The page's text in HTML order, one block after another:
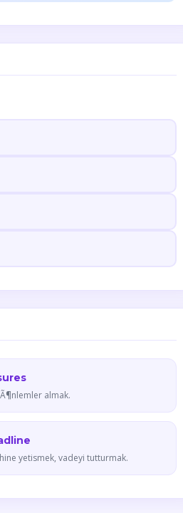
almak.
yetismek, vadeyi tutturmak.